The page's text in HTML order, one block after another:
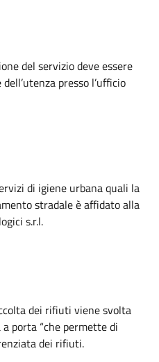
del servizio deve essere
presso l’ufficio
di igiene urbana quali la
stradale è affidato alla
s.r.l.
dei rifiuti viene svolta
porta “che permette di
dei rifiuti.